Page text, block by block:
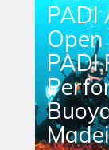
PADI
PADI